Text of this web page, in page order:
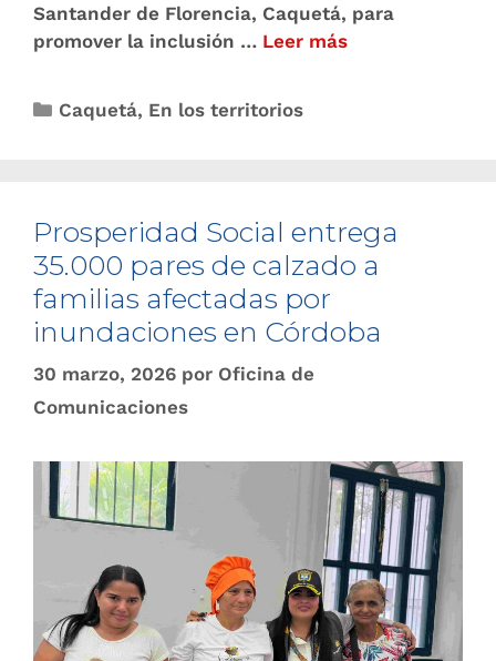
Santander de Florencia, Caquetá, para
promover la inclusión … Leer más
Caquetá, En los territorios
Prosperidad Social entrega
35.000 pares de calzado a
familias afectadas por
inundaciones en Córdoba
30 marzo, 2026 por Oficina de
Comunicaciones